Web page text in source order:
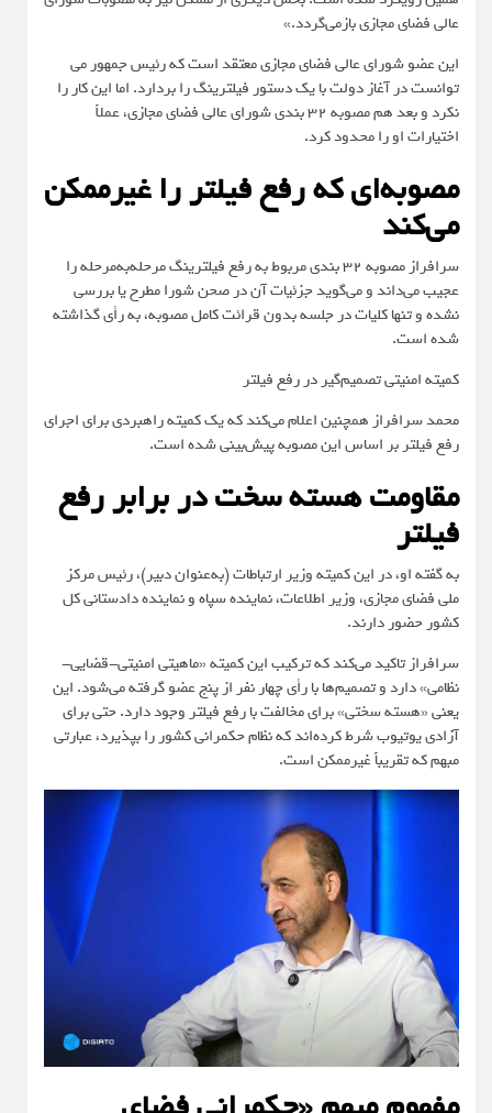
عالی فضای مجازی بازمی‌گردد.»
این عضو شورای عالی فضای مجازی معتقد است که رئیس جمهور می
توانست در آغاز دولت با یک دستور فیلترینگ را بردارد. اما این کار را
نکرد و بعد هم مصوبه ۳۲ بندی شورای عالی فضای مجازی، عملاً
اختیارات او را محدود کرد.
مصوبه‌ای که رفع فیلتر را غیرممکن
می‌کند
سرافراز مصوبه 32 بندی مربوط به رفع فیلترینگ مرحله‌به‌مرحله را
عجیب می‌داند و می‌گوید جزئیات آن در صحن شورا مطرح یا بررسی
نشده و تنها کلیات در جلسه بدون قرائت کامل مصوبه، به رأی گذاشته
شده است.
کمیته امنیتی تصمیم‌گیر در رفع فیلتر
محمد سرافراز همچنین اعلام می‌کند که یک کمیته راهبردی برای اجرای
رفع فیلتر بر اساس این مصوبه پیش‌بینی شده است.
مقاومت هسته سخت در برابر رفع
فیلتر
به گفته او، در این کمیته وزیر ارتباطات (به‌عنوان دبیر)، رئیس مرکز
ملی فضای مجازی، وزیر اطلاعات، نماینده سپاه و نماینده دادستانی کل
کشور حضور دارند.
سرافراز تاکید می‌کند که ترکیب این کمیته «ماهیتی امنیتی-قضایی-
نظامی» دارد و تصمیم‌ها با رأی چهار نفر از پنج عضو گرفته می‌شود. این
یعنی «هسته سختی» برای مخالفت با رفع فیلتر وجود دارد. حتی برای
آزادی یوتیوب شرط کرده‌اند که نظام حکمرانی کشور را بپذیرد، عبارتی
مبهم که تقریباً غیرممکن است.